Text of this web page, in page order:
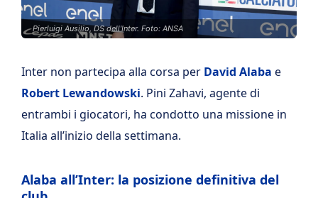
Pierluigi Ausilio, DS dell'Inter. Foto: ANSA
Inter non partecipa alla corsa per David Alaba e
Robert Lewandowski. Pini Zahavi, agente di
entrambi i giocatori, ha condotto una missione in
Italia all’inizio della settimana.
Alaba all’Inter: la posizione definitiva del